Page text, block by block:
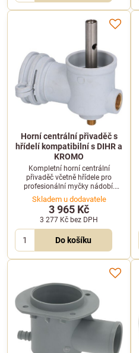
Horní centrální přivaděč s
hřídelí kompatibilní s DIHR a
KROMO
Kompletní horní centrální
přivaděč včetně hřídele pro
profesionální myčky nádobí.
Vhodný pro vybrané modely
značek DIHR a KROMO.
Skladem u dodavatele
3 965 Kč
3 277 Kč bez DPH
Do košíku